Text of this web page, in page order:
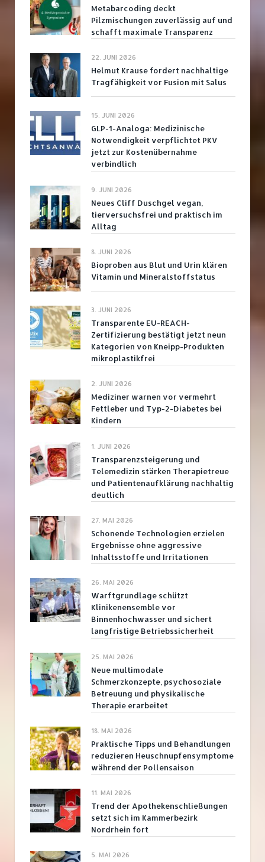
Metabarcoding deckt
Pilzmischungen zuverlässig auf und
schafft maximale Transparenz
22. JUNI 2026
Helmut Krause fordert nachhaltige
Tragfähigkeit vor Fusion mit Salus
15. JUNI 2026
GLP-1-Analoga: Medizinische
Notwendigkeit verpflichtet PKV
jetzt zur Kostenübernahme
verbindlich
9. JUNI 2026
Neues Cliff Duschgel vegan,
tierversuchsfrei und praktisch im
Alltag
8. JUNI 2026
Bioproben aus Blut und Urin klären
Vitamin und Mineralstoffstatus
3. JUNI 2026
Transparente EU-REACH-
Zertifizierung bestätigt jetzt neun
Kategorien von Kneipp-Produkten
mikroplastikfrei
2. JUNI 2026
Mediziner warnen vor vermehrt
Fettleber und Typ-2-Diabetes bei
Kindern
1. JUNI 2026
Transparenzsteigerung und
Telemedizin stärken Therapietreue
und Patientenaufklärung nachhaltig
deutlich
27. MAI 2026
Schonende Technologien erzielen
Ergebnisse ohne aggressive
Inhaltsstoffe und Irritationen
26. MAI 2026
Warftgrundlage schützt
Klinikenensemble vor
Binnenhochwasser und sichert
langfristige Betriebssicherheit
25. MAI 2026
Neue multimodale
Schmerzkonzepte, psychosoziale
Betreuung und physikalische
Therapie erarbeitet
18. MAI 2026
Praktische Tipps und Behandlungen
reduzieren Heuschnupfensymptome
während der Pollensaison
11. MAI 2026
Trend der Apothekenschließungen
setzt sich im Kammerbezirk
Nordrhein fort
5. MAI 2026